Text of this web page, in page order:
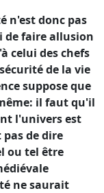
n'est donc pas
de faire allusion
celui des chefs
de la vie
suppose que
il faut qu'il
l'univers est
de dire
ou tel être
ne saurait